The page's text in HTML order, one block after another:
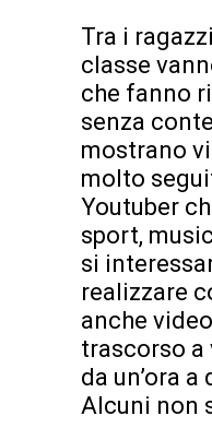
Tra i
classe
che fanno
senza
mostrano
molto
Youtuber
sport,
si
realizzare
anche
trascorso a
da un’ora a
Alcuni non